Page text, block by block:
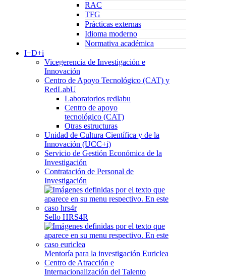
RAC
TFG
Prácticas externas
Idioma moderno
Normativa académica
I+D+i
Vicegerencia de Investigación e
Innovación
Centro de Apoyo Tecnológico (CAT) y
RedLabU
Laboratorios redlabu
Centro de apoyo
tecnológico (CAT)
Otras estructuras
Unidad de Cultura Científica y de la
Innovación (UCC+i)
Servicio de Gestión Económica de la
Investigación
Contratación de Personal de
Investigación
Sello HRS4R
Mentoría para la investigación Euriclea
Centro de Atracción e
Internacionalización del Talento